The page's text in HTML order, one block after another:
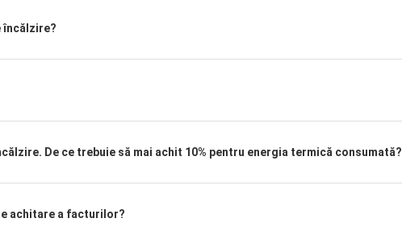
încălzire?
De ce trebuie să mai achit 10% pentru energia termică consumată?
achitare a facturilor?